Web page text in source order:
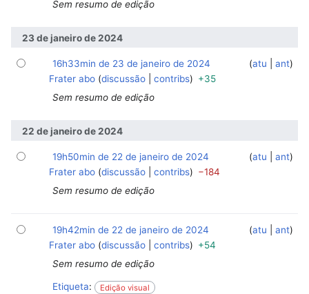
Sem resumo de edição
23 de janeiro de 2024
atu ant
16h33min de 23 de janeiro de 2024
Frater abo discussão contribs
+35
Sem resumo de edição
22 de janeiro de 2024
atu ant
19h50min de 22 de janeiro de 2024
Frater abo discussão contribs
−184
Sem resumo de edição
atu ant
19h42min de 22 de janeiro de 2024
Frater abo discussão contribs
+54
Sem resumo de edição
Etiqueta: Edição visual